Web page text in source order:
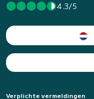
4.3/5
Verplichte vermeldingen